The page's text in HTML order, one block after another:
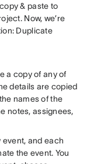
& paste to
Now, we’re
Duplicate
a copy of any of
details are copied
names of the
notes, assignees,
event, and each
the event. You